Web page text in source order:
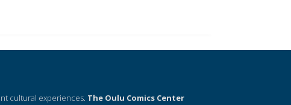
cultural experiences. The Oulu Comics Center